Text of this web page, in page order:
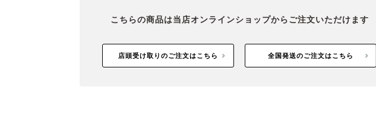
こちらの商品は当店オンラインショップから ご注文いただけます
店頭受け取りのご注文はこちら 全国発送のご注文はこちら